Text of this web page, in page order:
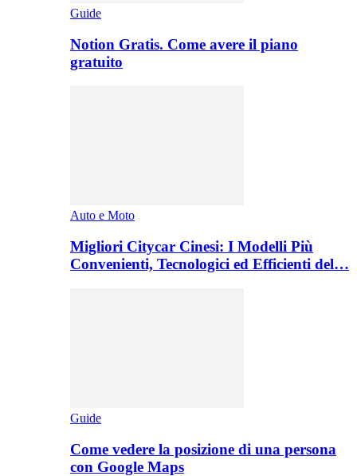
Guide
Notion Gratis. Come avere il piano
gratuito
Auto e Moto
Migliori Citycar Cinesi: I Modelli Più
Convenienti, Tecnologici ed Efficienti del…
Guide
Come vedere la posizione di una persona
con Google Maps